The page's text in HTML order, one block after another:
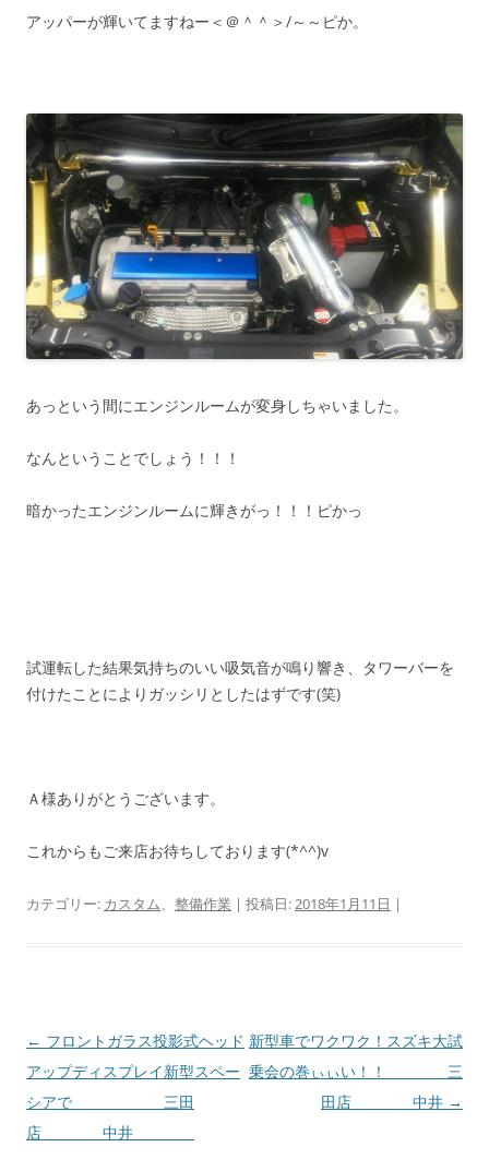
アッパーが輝いてますねー＜＠＾＾＞/～～ピか。
あっという間にエンジンルームが変身しちゃいました。
なんということでしょう！！！
暗かったエンジンルームに輝きがっ！！！ピかっ
試運転した結果気持ちのいい吸気音が鳴り響き、タワーバーを
付けたことによりガッシリとしたはずです(笑)
Ａ様ありがとうございます。
これからもご来店お待ちしております(*^^)v
カテゴリー: カスタム、 整備作業 | 投稿日:2018年1月11日 |
投
稿
ナ
ビ
← フロントガラス投影式ヘッド
アップディスプレイ新型スペー
シアで 三田
店 中井
新型車でワクワク！スズキ大試
乗会の巻ぃぃい！！ 三
田店 中井 →